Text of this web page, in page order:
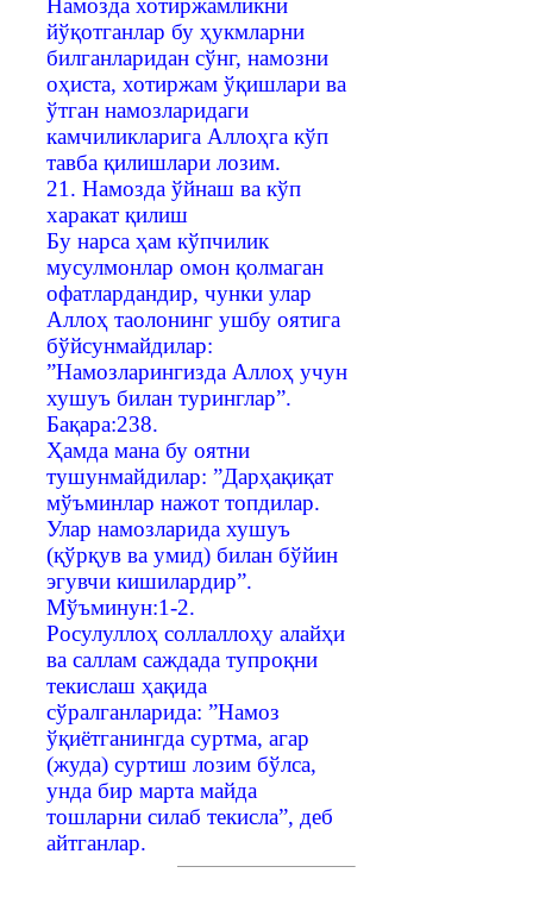
Намозда хотиржамликни
йўқотганлар бу ҳукмларни
билганларидан сўнг, намозни
оҳиста, хотиржам ўқишлари ва
ўтган намозларидаги
камчиликларига Аллоҳга кўп
тавба қилишлари лозим.
21. Намозда ўйнаш ва кўп
харакат қилиш
Бу нарса ҳам кўпчилик
мусулмонлар омон қолмаган
офатлардандир, чунки улар
Аллоҳ таолонинг ушбу оятига
бўйсунмайдилар:
”Намозларингизда Аллоҳ учун
хушуъ билан туринглар”.
Бақара:238.
Ҳамда мана бу оятни
тушунмайдилар: ”Дарҳақиқат
мўъминлар нажот топдилар.
Улар намозларида хушуъ
(қўрқув ва умид) билан бўйин
эгувчи кишилардир”.
Мўъминун:1-2.
Росулуллоҳ соллаллоҳу алайҳи
ва саллам саждада тупроқни
текислаш ҳақида
сўралганларида: ”Намоз
ўқиётганингда суртма, агар
(жуда) суртиш лозим бўлса,
унда бир марта майда
тошларни силаб текисла”, деб
айтганлар.